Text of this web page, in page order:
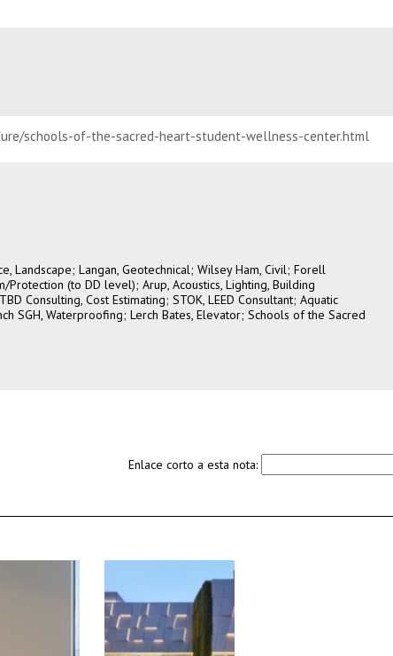
schools-of-the-sacred-heart-student-wellness-center.html
Landscape; Langan, Geotechnical; Wilsey Ham, Civil; Forell
Protection (to DD level); Arup, Acoustics, Lighting, Building
Consulting, Cost Estimating; STOK, LEED Consultant; Aquatic
SGH, Waterproofing; Lerch Bates, Elevator; Schools of the Sacred
Enlace corto a esta nota: